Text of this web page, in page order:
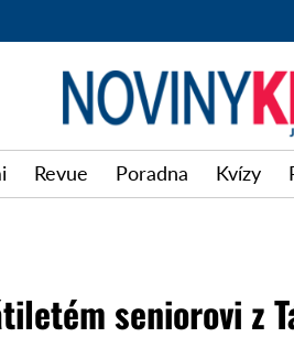
Revue Poradna Kvízy
seniorovi z